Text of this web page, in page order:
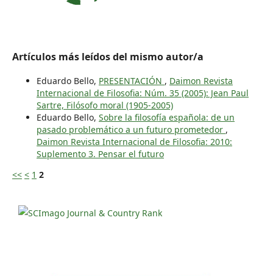
Artículos más leídos del mismo autor/a
Eduardo Bello, PRESENTACIÓN , Daimon Revista
Internacional de Filosofia: Núm. 35 (2005): Jean Paul
Sartre, Filósofo moral (1905-2005)
Eduardo Bello, Sobre la filosofía española: de un
pasado problemático a un futuro prometedor ,
Daimon Revista Internacional de Filosofia: 2010:
Suplemento 3. Pensar el futuro
<< < 1 2